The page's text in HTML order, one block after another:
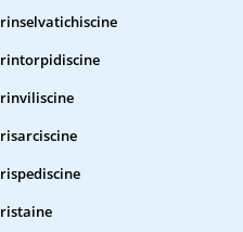
rinselvatichiscine
rintorpidiscine
rinviliscine
risarciscine
rispediscine
ristaine